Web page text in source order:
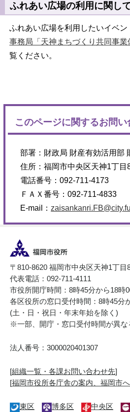
ふれあい広場の利用に関し
ふれあい広場を利用したいイベ
事務局「天神まちづくり共同事業
覧ください。
このページに関するお問い
部署： 財政局 財産有効活用部
住所：福岡市中央区天神1丁目
電話番号：092-711-4173
ＦＡＸ番号：092-711-4833
E-mail：
〒810-8620 福岡市中央区天神1丁目
代表電話：092-711-4111
市役所開庁時間：8時45分から18時
各区役所の窓口受付時間：8時45分
(土・日・祝日・年末年始を除く)
※一部、開庁・窓口受付時間が異
法人番号：3000020401307
[組織一覧・各課お問い合わせ先]
[福岡市役所各庁舎の案内、福岡市
東区 博多区 中央区